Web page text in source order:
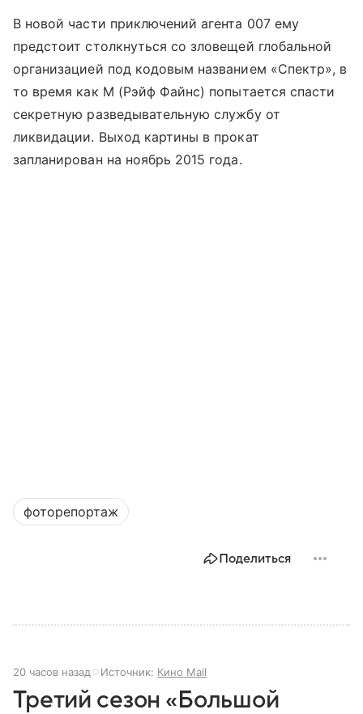
В новой части приключений агента 007 ему
предстоит столкнуться со зловещей глобальной
организацией под кодовым названием «Спектр», в
то время как М (Рэйф Файнс) попытается спасти
секретную разведывательную службу от
ликвидации. Выход картины в прокат
запланирован на ноябрь 2015 года.
фоторепортаж
Поделиться
20 часов назад Источник: Кино Mail
Третий сезон «Большой